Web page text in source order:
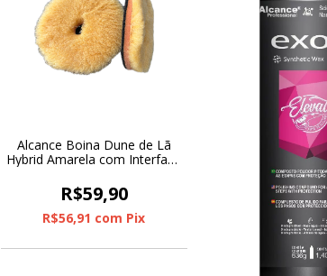
Alcance Boina Dune de Lã
Hybrid Amarela com Interface
R$59,90
R$56,91 com Pix